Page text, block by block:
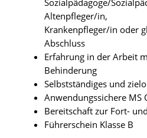
Sozialpädagoge/
Altenpfleger/in,
Krankenpfleger/in oder
Abschluss
Erfahrung in der Arbeit
Behinderung
Selbstständiges und
Anwendungssichere MS
Bereitschaft zur Fort-
Führerschein Klasse B